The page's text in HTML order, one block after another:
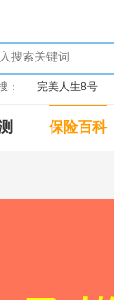
： 完美人生8号
保险百科